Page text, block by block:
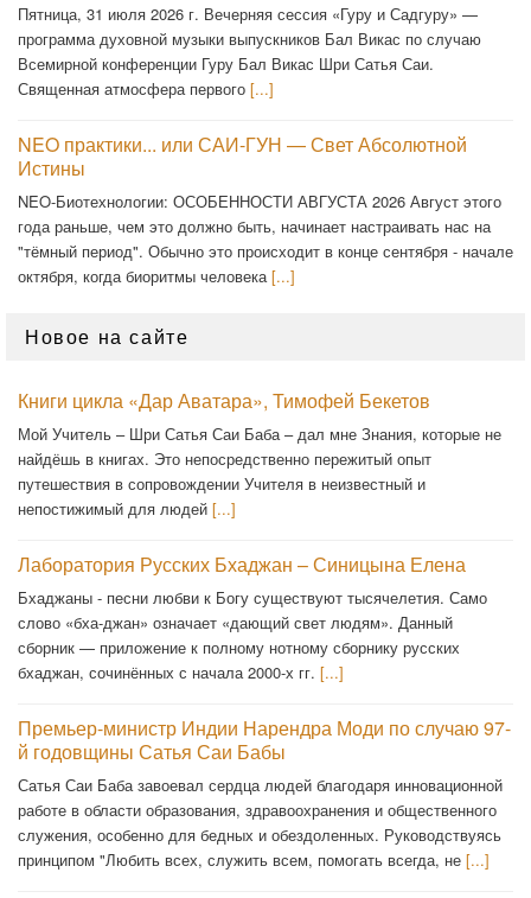
Пятница, 31 июля 2026 г. Вечерняя сессия «Гуру и Садгуру» —
программа духовной музыки выпускников Бал Викас по случаю
Всемирной конференции Гуру Бал Викас Шри Сатья Саи.
Священная атмосфера первого [...]
NEO практики... или САИ-ГУН — Свет Абсолютной
Истины
NEO-Биотехнологии: ОСОБЕННОСТИ АВГУСТА 2026 Август этого
года раньше, чем это должно быть, начинает настраивать нас на
"тёмный период". Обычно это происходит в конце сентября - начале
октября, когда биоритмы человека [...]
Новое на сайте
Книги цикла «Дар Аватара», Тимофей Бекетов
Мой Учитель – Шри Сатья Саи Баба – дал мне Знания, которые не
найдёшь в книгах. Это непосредственно пережитый опыт
путешествия в сопровождении Учителя в неизвестный и
непостижимый для людей [...]
Лаборатория Русских Бхаджан – Синицына Елена
Бхаджаны - песни любви к Богу существуют тысячелетия. Само
слово «бха-джан» означает «дающий свет людям». Данный
сборник — приложение к полному нотному сборнику русских
бхаджан, сочинённых с начала 2000-х гг. [...]
Премьер-министр Индии Нарендра Моди по случаю 97-
й годовщины Сатья Саи Бабы
Сатья Саи Баба завоевал сердца людей благодаря инновационной
работе в области образования, здравоохранения и общественного
служения, особенно для бедных и обездоленных. Руководствуясь
принципом "Любить всех, служить всем, помогать всегда, не [...]